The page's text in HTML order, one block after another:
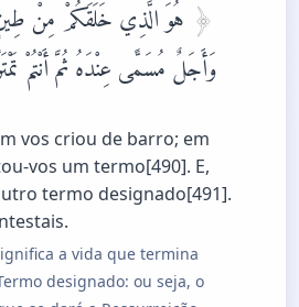
هُوَ الَّذِي خَلَقَكُمْ مِنْ
وَأَجَلٌ مُسَمًّى عِنْدَهُ ثُمَّ أَنْتُمْ
vos criou de barro; em
vos um termo[490]. E,
termo designado[491].
a vida que termina
designado: ou seja, o